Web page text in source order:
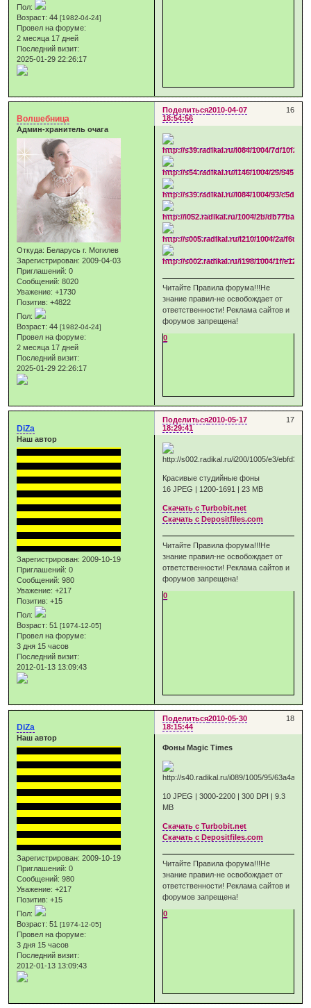
Пол:
Возраст: 44[1982-04-24]
Провел на форуме:
2 месяца 17 дней
Последний визит:
2025-01-29 22:26:17
Поделиться 16
2010-04-07
18:54:56
Волшебница
Админ-хранитель очага
Откуда: Беларусь г. Могилев
Зарегистрирован: 2009-04-03
Приглашений: 0
Сообщений: 8020
Уважение: +1730
Позитив: +4822
Пол:
Возраст: 44[1982-04-24]
Провел на форуме:
2 месяца 17 дней
Последний визит:
2025-01-29 22:26:17
Читайте Правила форума!!!Не
знание правил-не освобождает от
ответственности! Реклама сайтов и
форумов запрещена!
0
Поделиться 17
2010-05-17
18:29:41
DiZa
Наш автор
Зарегистрирован: 2009-10-19
Приглашений: 0
Сообщений: 980
Уважение: +217
Позитив: +15
Пол:
Возраст: 51[1974-12-05]
Провел на форуме:
3 дня 15 часов
Последний визит:
2012-01-13 13:09:43
Красивые студийные фоны
16 JPEG | 1200-1691 | 23 MB
Скачать с Turbobit.net
Скачать с Depositfiles.com
Читайте Правила форума!!!Не
знание правил-не освобождает от
ответственности! Реклама сайтов и
форумов запрещена!
0
Поделиться 18
2010-05-30
18:15:44
DiZa
Наш автор
Зарегистрирован: 2009-10-19
Приглашений: 0
Сообщений: 980
Уважение: +217
Позитив: +15
Пол:
Возраст: 51[1974-12-05]
Провел на форуме:
3 дня 15 часов
Последний визит:
2012-01-13 13:09:43
Фоны Magic Times
10 JPEG | 3000-2200 | 300 DPI | 9.3
MB
Скачать с Turbobit.net
Скачать с Depositfiles.com
Читайте Правила форума!!!Не
знание правил-не освобождает от
ответственности! Реклама сайтов и
форумов запрещена!
0